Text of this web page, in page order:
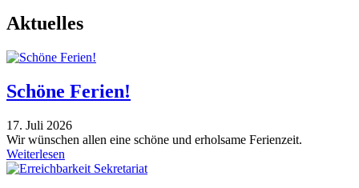
Aktuelles
Schöne Ferien!
17. Juli 2026
Wir wünschen allen eine schöne und erholsame Ferienzeit.
Weiterlesen